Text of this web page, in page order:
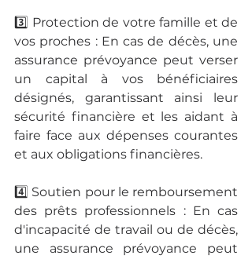
3️⃣ Protection de votre famille et de
vos proches : En cas de décès, une
assurance prévoyance peut verser
un capital à vos bénéficiaires
désignés, garantissant ainsi leur
sécurité financière et les aidant à
faire face aux dépenses courantes
et aux obligations financières.
4️⃣ Soutien pour le remboursement
des prêts professionnels : En cas
d'incapacité de travail ou de décès,
une assurance prévoyance peut